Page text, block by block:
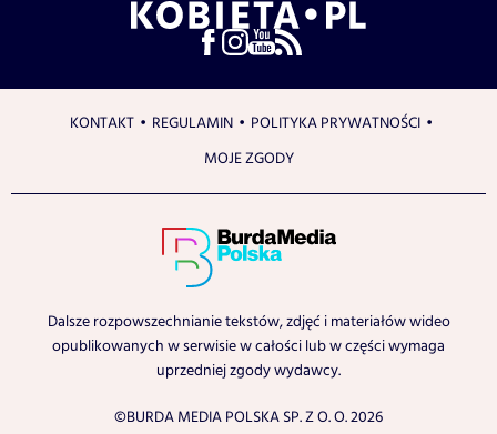
KONTAKT REGULAMIN
POLITYKA PRYWATNOŚCI
MOJE ZGODY
Dalsze rozpowszechnianie tekstów, zdjęć i materiałów wideo
opublikowanych w serwisie w całości lub w części wymaga
uprzedniej zgody wydawcy.
©BURDA MEDIA POLSKA SP. Z O. O. 2026